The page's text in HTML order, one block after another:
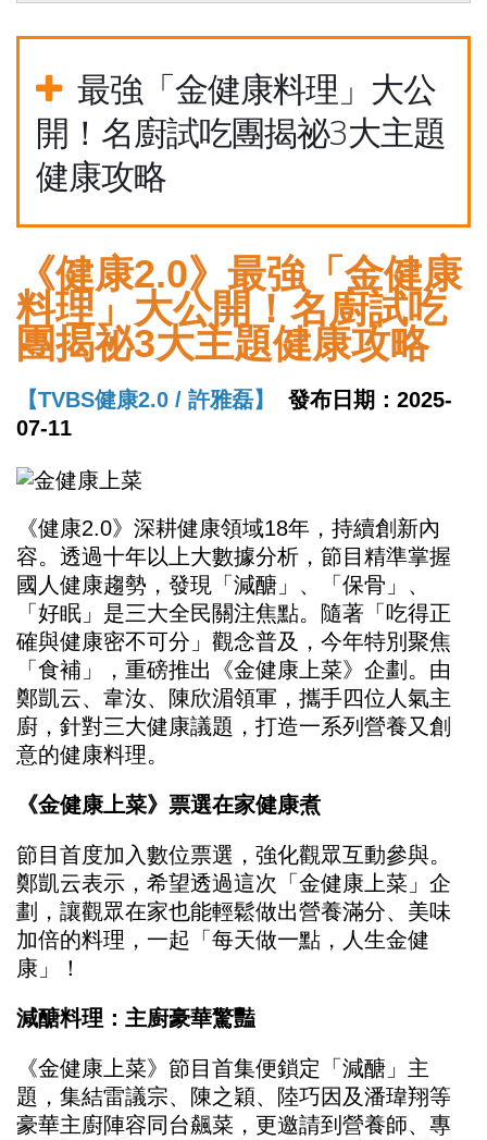
最強「金健康料理」大公
開！名廚試吃團揭祕3大主題
健康攻略
《健康2.0》最強「金健康
料理」大公開！名廚試吃
團揭祕3大主題健康攻略
【TVBS健康2.0 / 許雅磊】
發布日期：2025-
07-11
《健康2.0》深耕健康領域18年，持續創新內
容。透過十年以上大數據分析，節目精準掌握
國人健康趨勢，發現「減醣」、「保骨」、
「好眠」是三大全民關注焦點。隨著「吃得正
確與健康密不可分」觀念普及，今年特別聚焦
「食補」，重磅推出《金健康上菜》企劃。由
鄭凱云、韋汝、陳欣湄領軍，攜手四位人氣主
廚，針對三大健康議題，打造一系列營養又創
意的健康料理。
《金健康上菜》票選在家健康煮
節目首度加入數位票選，強化觀眾互動參與。
鄭凱云表示，希望透過這次「金健康上菜」企
劃，讓觀眾在家也能輕鬆做出營養滿分、美味
加倍的料理，一起「每天做一點，人生金健
康」！
減醣料理：主廚豪華驚豔
《金健康上菜》節目首集便鎖定「減醣」主
題，集結雷議宗、陳之穎、陸巧因及潘瑋翔等
豪華主廚陣容同台飆菜，更邀請到營養師、專